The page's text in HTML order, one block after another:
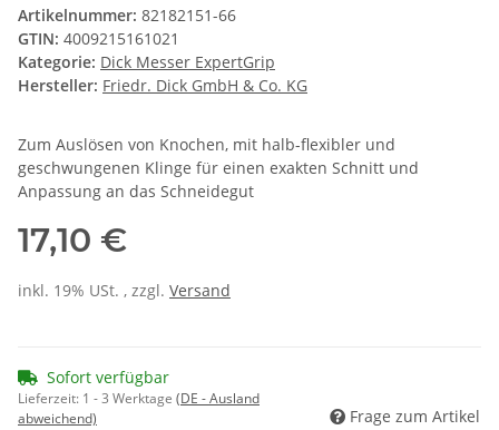
Artikelnummer: 82182151-66
GTIN: 4009215161021
Kategorie: Dick Messer ExpertGrip
Hersteller: Friedr. Dick GmbH & Co. KG
Zum Auslösen von Knochen, mit halb-flexibler und
geschwungenen Klinge für einen exakten Schnitt und
Anpassung an das Schneidegut
17,10 €
inkl. 19% USt. , zzgl. Versand
Sofort verfügbar
Lieferzeit: 1 - 3 Werktage (DE - Ausland
abweichend)
Frage zum Artikel